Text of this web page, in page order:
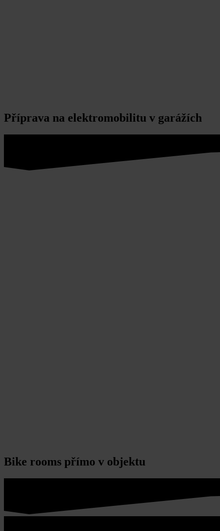
Příprava na elektromobilitu v garážích
Bike rooms přímo v objektu